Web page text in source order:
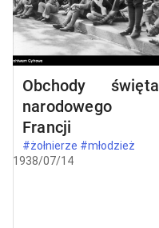
Obchody święta
narodowego
Francji
#żołnierze #młodzież
1938/07/14